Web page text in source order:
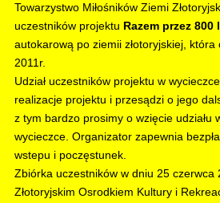
Towarzystwo Miłośników Ziemi
uczestników projektu Razem przez 800
autokarową po ziemii złotoryjskiej,
2011r.
Udział uczestników projektu w
realizacje projektu i przesądzi o jego
z tym bardzo prosimy o wzięcie udziału
wycieczce. Organizator zapewnia
wstepu i poczęstunek.
Zbiórka uczestników w dniu 25 czerwca
Złotoryjskim Osrodkiem Kultury i